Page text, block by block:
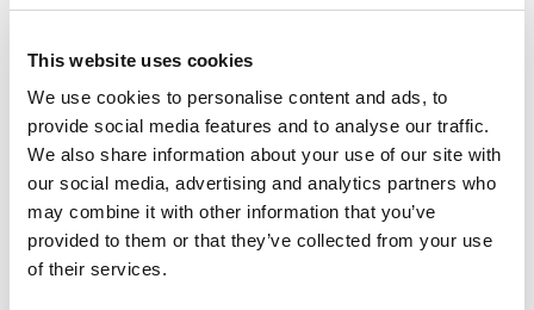
This website uses cookies
We use cookies to personalise content and ads, to
provide social media features and to analyse our traffic.
We also share information about your use of our site with
our social media, advertising and analytics partners who
may combine it with other information that you’ve
provided to them or that they’ve collected from your use
of their services.
effaith i’r argymhellion hyn naill ai fel y’u cyflwynwyd, neu
gydag addasiadau.
Mae’r cyfnod ymgynghori drafft yn agor ar 9 Gorffennaf
2024ac yn cau ar 2Medi 2024.
I gymryd rhan yn yr ymgynghoriad, anfonwch eich barn
drwy e-bost at: